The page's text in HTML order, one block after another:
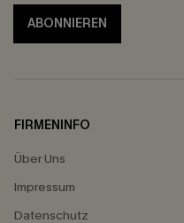
ABONNIEREN
FIRMENINFO
Über Uns
Impressum
Datenschutz